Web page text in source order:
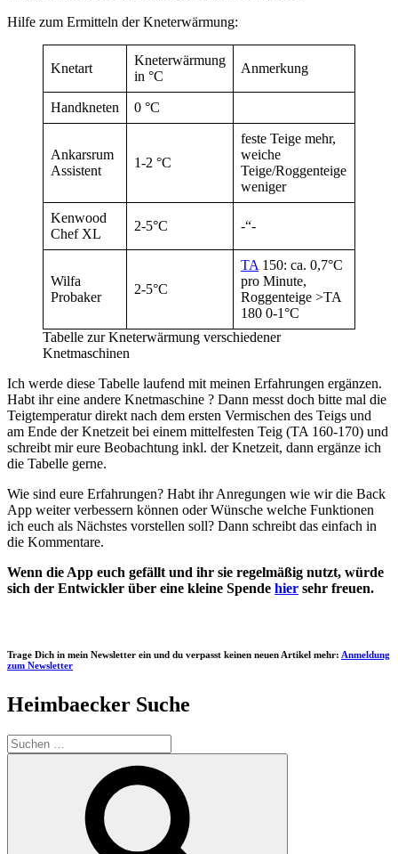
Hilfe zum Ermitteln der Kneterwärmung:
Knetart
Kneterwärmung
in °C
Anmerkung
Handkneten 0 °C
Ankarsrum
Assistent
1-2 °C
feste Teige mehr,
weiche
Teige/Roggenteige
weniger
Kenwood
Chef XL
2-5°C -“-
Wilfa
Probaker
2-5°C
TA 150: ca. 0,7°C
pro Minute,
Roggenteige >TA
180 0-1°C
Tabelle zur Kneterwärmung verschiedener
Knetmaschinen
Ich werde diese Tabelle laufend mit meinen Erfahrungen ergänzen.
Habt ihr eine andere Knetmaschine ? Dann messt doch bitte mal die
Teigtemperatur direkt nach dem ersten Vermischen des Teigs und
am Ende der Knetzeit bei einem mittelfesten Teig (TA 160-170) und
schreibt mir eure Beobachtung inkl. der Knetzeit, dann ergänze ich
die Tabelle gerne.
Wie sind eure Erfahrungen? Habt ihr Anregungen wie wir die Back
App weiter verbessern können oder Wünsche welche Funktionen
ich euch als Nächstes vorstellen soll? Dann schreibt das einfach in
die Kommentare.
Wenn die App euch gefällt und ihr sie regelmäßig nutzt, würde
sich der Entwickler über eine kleine Spende hier sehr freuen.
Trage Dich in mein Newsletter ein und du verpasst keinen neuen Artikel mehr: Anmeldung
zum Newsletter
Heimbaecker Suche
Suchen
nach: